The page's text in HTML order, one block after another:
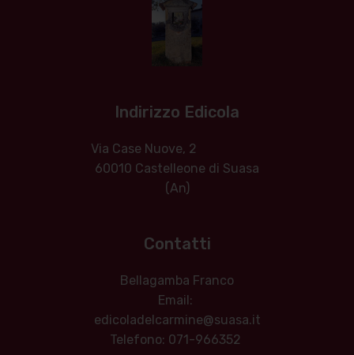
Indirizzo Edicola
Via Case Nuove, 2
60010 Castelleone di Suasa
(An)
Contatti
Bellagamba Franco
Email:
edicoladelcarmine@suasa.it
Telefono: 071-966352